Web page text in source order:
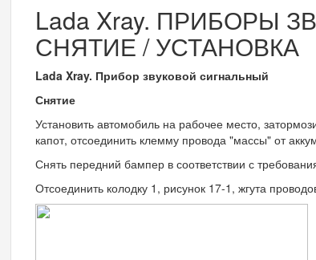
Lada Xray. ПРИБОРЫ
СНЯТИЕ / УСТАНОВКА
Lada Xray. Прибор звуковой сигнальный
Снятие
Установить автомобиль на рабочее место,
капот, отсоединить клемму провода "массы" от
Снять передний бампер в соответствии с
Отсоединить колодку 1, рисунок 17-1, жгута